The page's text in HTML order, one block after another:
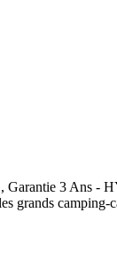
Garantie 3 Ans -
grands camping-